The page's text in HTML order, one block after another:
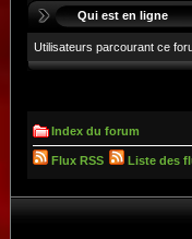
Qui est en ligne
Utilisateurs parcourant ce
Index du forum
Flux RSS Liste des